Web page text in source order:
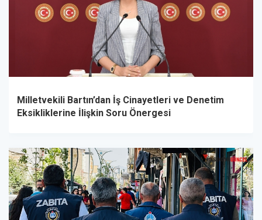
Milletvekili Bartın’dan İş Cinayetleri ve Denetim
Eksikliklerine İlişkin Soru Önergesi